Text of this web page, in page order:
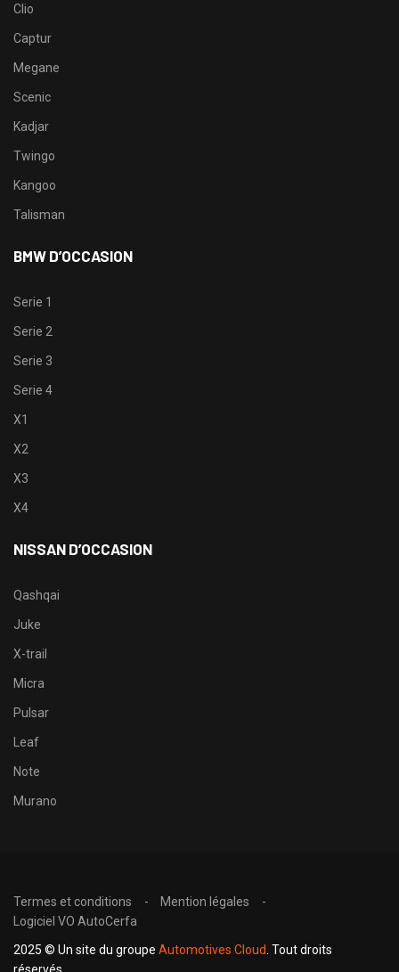
Clio
Captur
Megane
Scenic
Kadjar
Twingo
Kangoo
Talisman
BMW D’OCCASION
Serie 1
Serie 2
Serie 3
Serie 4
X1
X2
X3
X4
NISSAN D’OCCASION
Qashqai
Juke
X-trail
Micra
Pulsar
Leaf
Note
Murano
Termes et conditions
Mention légales
Logiciel VO AutoCerfa
2025 © Un site du groupe Automotives Cloud . Tout droits
réservés.